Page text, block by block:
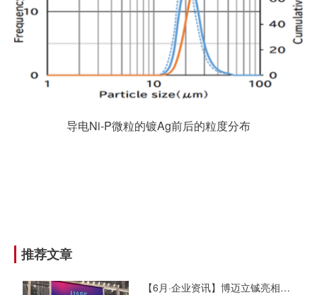
导电Ni-P微粒的镀Ag前后的粒度分布
推荐文章
【6月·企业资讯】博迈立铖亮相2026国际低空经济与无人系统博览会